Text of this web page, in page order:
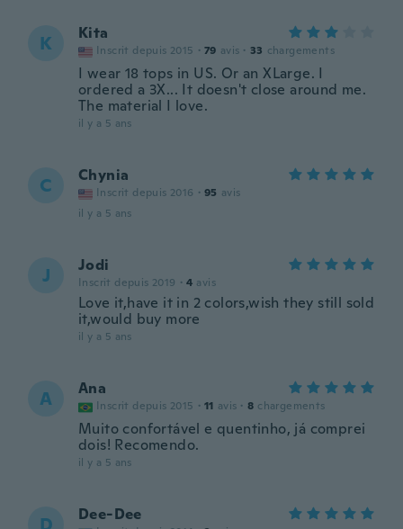
K Kita
Inscrit depuis 2015 · 79 avis · 33 chargements
I wear 18 tops in US. Or an XLarge. I
ordered a 3X... It doesn't close around me.
The material I love.
il y a 5 ans
C Chynia
Inscrit depuis 2016 · 95 avis
il y a 5 ans
J Jodi
Inscrit depuis 2019 · 4 avis
Love it,have it in 2 colors,wish they still sold
it,would buy more
il y a 5 ans
A Ana
Inscrit depuis 2015 · 11 avis · 8 chargements
Muito confortável e quentinho, já comprei
dois! Recomendo.
il y a 5 ans
Dee-Dee